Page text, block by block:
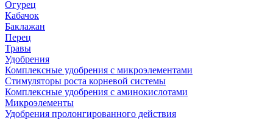
Огурец
Кабачок
Баклажан
Перец
Травы
Удобрения
Комплексные удобрения с микроэлементами
Стимуляторы роста корневой системы
Комплексные удобрения с аминокислотами
Микроэлементы
Удобрения пролонгированного действия